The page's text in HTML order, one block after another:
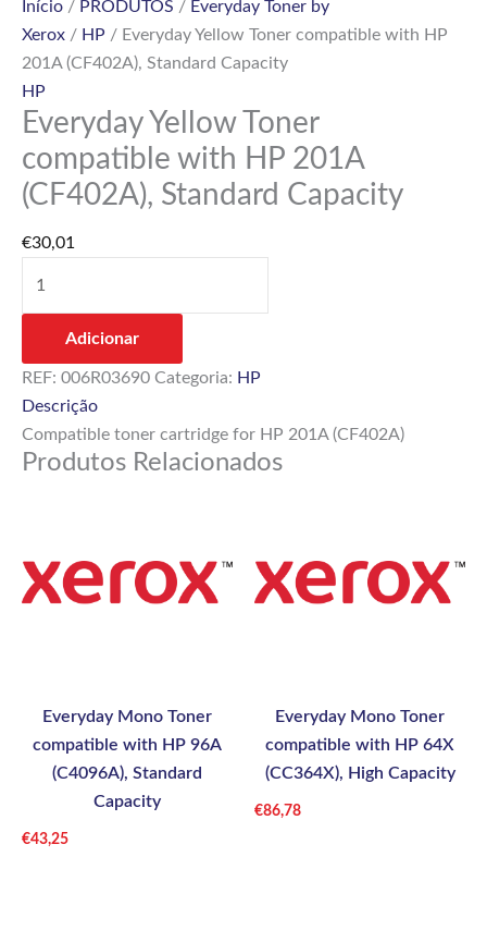
Início / PRODUTOS / Everyday Toner by
Xerox / HP / Everyday Yellow Toner compatible with HP
201A (CF402A), Standard Capacity
HP
Everyday Yellow Toner
compatible with HP 201A
(CF402A), Standard Capacity
€30,01
Adicionar
REF: 006R03690 Categoria: HP
Descrição
Compatible toner cartridge for HP 201A (CF402A)
Produtos Relacionados
Everyday Mono Toner
compatible with HP 96A
(C4096A), Standard
Capacity
€43,25
Everyday Mono Toner
compatible with HP 64X
(CC364X), High Capacity
€86,78